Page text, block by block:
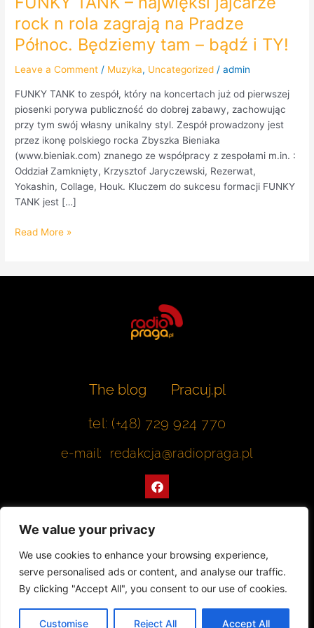
We value your privacy
We use cookies to enhance your browsing experience,
serve personalised ads or content, and analyse our traffic.
By clicking "Accept All", you consent to our use of cookies.
Customise Reject All Accept All
rock n rola zagrają na Pradze
Północ. Będziemy tam – bądź i TY!
Leave a Comment / Muzyka, Uncategorized /admin
FUNKY TANK to zespół, który na koncertach już od pierwszej
piosenki porywa publiczność do dobrej zabawy, zachowując
przy tym swój własny unikalny styl. Zespół prowadzony jest
przez ikonę polskiego rocka Zbyszka Bieniaka
(www.bieniak.com) znanego ze współpracy z zespołami m.in. :
Oddział Zamknięty, Krzysztof Jaryczewski, Rezerwat,
Yokashin, Collage, Houk. Kluczem do sukcesu formacji FUNKY
TANK jest […]
Read More »
The blog
Pracuj.pl
tel: (+48) 729 924 770
e-mail: redakcja@radiopraga.pl
F
a
c
o
k
Współpracujemy z Muzeum Warszawskiej Pragi
© 2022 All rights Reserved. Radiopraga.pl
Projekt strony internetowej: tomasz-kaminski.pl